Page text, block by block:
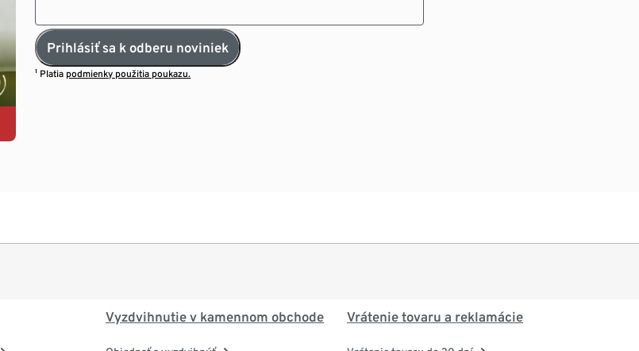
Prihlásiť sa k odberu noviniek
¹ Platia podmienky použitia poukazu.
Vyzdvihnutie v kamennom obchode Vrátenie tovaru a reklamácie